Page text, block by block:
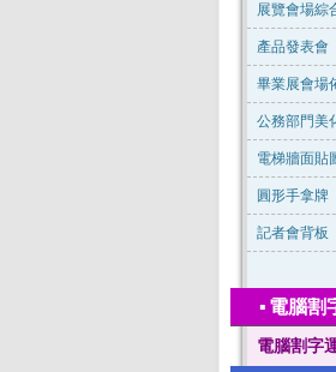
展覽會場綜
產品發表會
畢業展會場
公務部門美
電梯牆面貼
圓形手拿牌
記者會背板
▪ 電腦割
電腦割字